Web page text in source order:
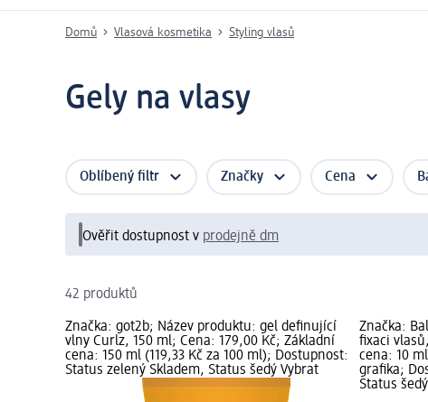
Domů Vlasová kosmetika Styling vlasů
Gely na vlasy
Oblíbený filtr Značky Cena
Ověřit dostupnost v prodejně dm
42 produktů
Značka: got2b; Název produktu: gel definující
vlny Curlz, 150 ml; Cena: 179,00 Kč; Základní
cena: 150 ml (119,33 Kč za 100 ml); Dostupnost:
Status zelený Skladem, Status šedý Vybrat
Značka:
fixaci
cena: 10
grafika;
Status